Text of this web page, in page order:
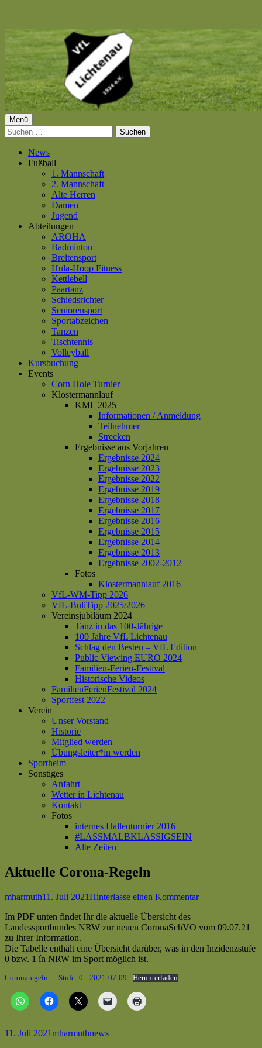
Springe
zum
Inhalt
VfL Lichtenau 1924 e.V.
Primäres
Menü
Menü
Suchen
nach:
News
Fußball
1. Mannschaft
2. Mannschaft
Alte Herren
Damen
Jugend
Abteilungen
AROHA
Badminton
Breitensport
Hula-Hoop Fitness
Kettlebell
Paartanz
Schiedsrichter
Seniorensport
Sportabzeichen
Tanzen
Tischtennis
Volleyball
Kursbuchung
Events
Corn Hole Turnier
Klostermannlauf
KML 2025
Informationen / Anmeldung
Teilnehmer
Strecken
Ergebnisse aus Vorjahren
Ergebnisse 2024
Ergebnisse 2023
Ergebnisse 2022
Ergebnisse 2019
Ergebnisse 2018
Ergebnisse 2017
Ergebnisse 2016
Ergebnisse 2015
Ergebnisse 2014
Ergebnisse 2013
Ergebnisse 2002-2012
Fotos
Klostermannlauf 2016
VfL-WM-Tipp 2026
VfL-BuliTipp 2025/2026
Vereinsjubiläum 2024
Tanz in das 100-Jährige
100 Jahre VfL Lichtenau
Schlag den Besten – VfL Edition
Public Viewing EURO 2024
Familien-Ferien-Festival
Historische Videos
FamilienFerienFestival 2024
Sportfest 2022
Verein
Unser Vorstand
Historie
Mitglied werden
Übungsleiter*in werden
Sportheim
Sonstiges
Anfahrt
Wetter in Lichtenau
Kontakt
Fotos
internes Hallenturnier 2016
#LASSMALBKLASSIGSEIN
Alte Zeiten
Aktuelle Corona-Regeln
Autor
mharmuthVeröffentlicht
11. Juli 2021Hinterlasse einen Kommentarzu
Regeln
Im PDF unten findet Ihr die aktuelle Übersicht des
Landessportbundes NRW zur neuen CoronaSchVO vom 09.07.21
zu Ihrer Information.
Die Tabelle enthält eine Übersicht darüber, was in den Inzidenzstufe
0 bzw. 1 ín NRW im Sport möglich ist.
Coronaregeln_-_Stufe_0_-2021-07-09 Herunterladen
Veröffentlicht
11. Juli 2021Autor
mharmuthKategorien
news